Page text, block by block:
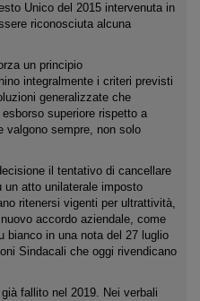
Unico del 2015 intervenuta in
riconosciuta alcuna
un principio
integralmente i criteri previsti
generalizzate che
superiore rispetto a
valgono sempre, non solo
il tentativo di cancellare
un atto unilaterale imposto
ritenersi vigenti per ultrattività,
accordo aziendale, come
bianco in una nota del 27 luglio
Sindacali che oggi rivendicano
fallito nel 2019. Nei verbali